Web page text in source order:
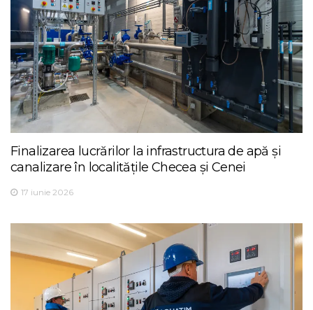
Finalizarea lucrărilor la infrastructura de apă și
canalizare în localitățile Checea și Cenei
17 iunie 2026